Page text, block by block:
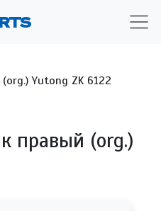
Yutong ZK 6122
правый (org.)